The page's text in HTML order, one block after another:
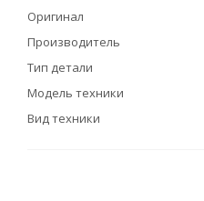
Оригинал
Производитель
Тип детали
Модель техники
Вид техники